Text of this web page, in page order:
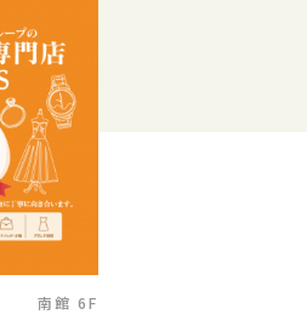
南館 6F